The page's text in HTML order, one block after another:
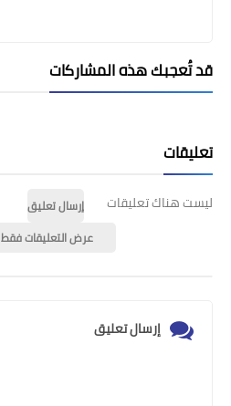
قد تُعجبك هذه المشاركات
تعليقات
ليست هناك تعليقات
إرسال تعليق
عرض التعليقات فقط
إرسال تعليق